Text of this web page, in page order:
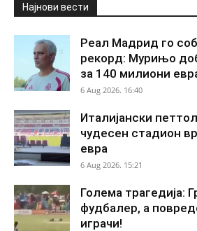
Најнови вести
Реал Мадрид го
рекорд: Мурињо
за 140 милиони
6 Aug 2026. 16:40
Италијански
чудесен стадион
евра
6 Aug 2026. 15:21
Голема трагедија:
фудбалер, а
играчи!